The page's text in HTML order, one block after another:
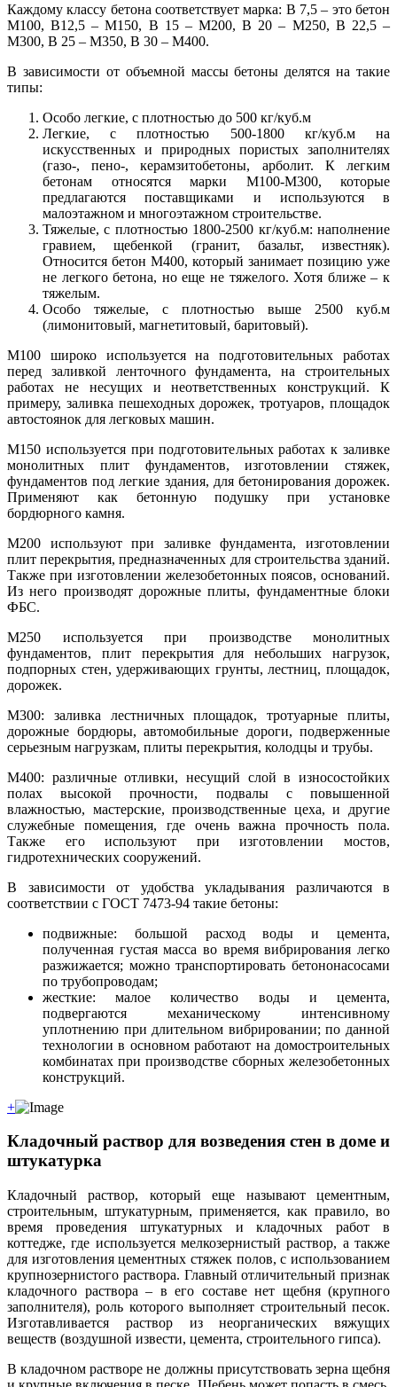
Каждому классу бетона соответствует марка: В 7,5 – это бетон
М100, В12,5 – М150, В 15 – М200, В 20 – М250, В 22,5 –
М300, В 25 – М350, В 30 – М400.
В зависимости от объемной массы бетоны делятся на такие
типы:
Особо легкие, с плотностью до 500 кг/куб.м
Легкие, с плотностью 500-1800 кг/куб.м на
искусственных и природных пористых заполнителях
(газо-, пено-, керамзитобетоны, арболит. К легким
бетонам относятся марки М100-М300, которые
предлагаются поставщиками и используются в
малоэтажном и многоэтажном строительстве.
Тяжелые, с плотностью 1800-2500 кг/куб.м: наполнение
гравием, щебенкой (гранит, базальт, известняк).
Относится бетон М400, который занимает позицию уже
не легкого бетона, но еще не тяжелого. Хотя ближе – к
тяжелым.
Особо тяжелые, с плотностью выше 2500 куб.м
(лимонитовый, магнетитовый, баритовый).
М100 широко используется на подготовительных работах
перед заливкой ленточного фундамента, на строительных
работах не несущих и неответственных конструкций. К
примеру, заливка пешеходных дорожек, тротуаров, площадок
автостоянок для легковых машин.
М150 используется при подготовительных работах к заливке
монолитных плит фундаментов, изготовлении стяжек,
фундаментов под легкие здания, для бетонирования дорожек.
Применяют как бетонную подушку при установке
бордюрного камня.
М200 используют при заливке фундамента, изготовлении
плит перекрытия, предназначенных для строительства зданий.
Также при изготовлении железобетонных поясов, оснований.
Из него производят дорожные плиты, фундаментные блоки
ФБС.
М250 используется при производстве монолитных
фундаментов, плит перекрытия для небольших нагрузок,
подпорных стен, удерживающих грунты, лестниц, площадок,
дорожек.
М300: заливка лестничных площадок, тротуарные плиты,
дорожные бордюры, автомобильные дороги, подверженные
серьезным нагрузкам, плиты перекрытия, колодцы и трубы.
М400: различные отливки, несущий слой в износостойких
полах высокой прочности, подвалы с повышенной
влажностью, мастерские, производственные цеха, и другие
служебные помещения, где очень важна прочность пола.
Также его используют при изготовлении мостов,
гидротехнических сооружений.
В зависимости от удобства укладывания различаются в
соответствии с ГОСТ 7473-94 такие бетоны:
подвижные: большой расход воды и цемента,
полученная густая масса во время вибрирования легко
разжижается; можно транспортировать бетононасосами
по трубопроводам;
жесткие: малое количество воды и цемента,
подвергаются механическому интенсивному
уплотнению при длительном вибрировании; по данной
технологии в основном работают на домостроительных
комбинатах при производстве сборных железобетонных
конструкций.
+
Кладочный раствор для возведения стен в доме и
штукатурка
Кладочный раствор, который еще называют цементным,
строительным, штукатурным, применяется, как правило, во
время проведения штукатурных и кладочных работ в
коттедже, где используется мелкозернистый раствор, а также
для изготовления цементных стяжек полов, с использованием
крупнозернистого раствора. Главный отличительный признак
кладочного раствора – в его составе нет щебня (крупного
заполнителя), роль которого выполняет строительный песок.
Изготавливается раствор из неорганических вяжущих
веществ (воздушной извести, цемента, строительного гипса).
В кладочном растворе не должны присутствовать зерна щебня